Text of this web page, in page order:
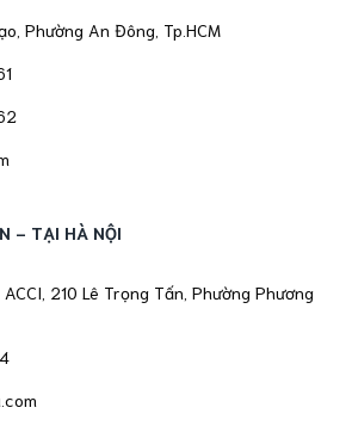
Phường An Đông, Tp.HCM
- TẠI HÀ NỘI
210 Lê Trọng Tấn, Phường Phương